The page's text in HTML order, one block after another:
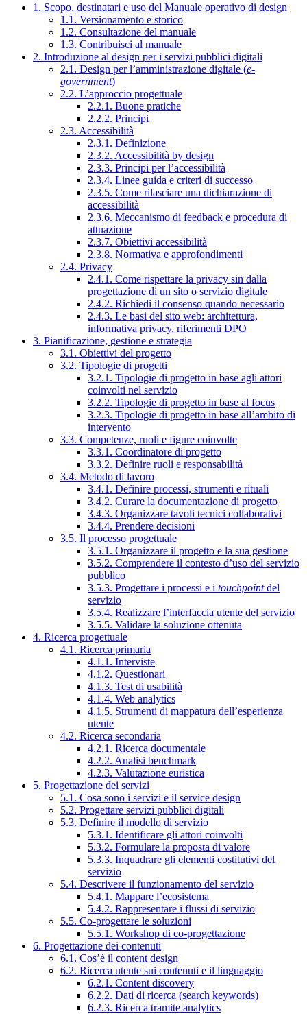
1. Scopo, destinatari e uso del Manuale operativo di design
1.1. Versionamento e storico
1.2. Consultazione del manuale
1.3. Contribuisci al manuale
2. Introduzione al design per i servizi pubblici digitali
2.1. Design per l’amministrazione digitale (e-
government)
2.2. L’approccio progettuale
2.2.1. Buone pratiche
2.2.2. Principi
2.3. Accessibilità
2.3.1. Definizione
2.3.2. Accessibilità by design
2.3.3. Principi per l’accessibilità
2.3.4. Linee guida e criteri di successo
2.3.5. Come rilasciare una dichiarazione di
accessibilità
2.3.6. Meccanismo di feedback e procedura di
attuazione
2.3.7. Obiettivi accessibilità
2.3.8. Normativa e approfondimenti
2.4. Privacy
2.4.1. Come rispettare la privacy sin dalla
progettazione di un sito o servizio digitale
2.4.2. Richiedi il consenso quando necessario
2.4.3. Le basi del sito web: architettura,
informativa privacy, riferimenti DPO
3. Pianificazione, gestione e strategia
3.1. Obiettivi del progetto
3.2. Tipologie di progetti
3.2.1. Tipologie di progetto in base agli attori
coinvolti nel servizio
3.2.2. Tipologie di progetto in base al focus
3.2.3. Tipologie di progetto in base all’ambito di
intervento
3.3. Competenze, ruoli e figure coinvolte
3.3.1. Coordinatore di progetto
3.3.2. Definire ruoli e responsabilità
3.4. Metodo di lavoro
3.4.1. Definire processi, strumenti e rituali
3.4.2. Curare la documentazione di progetto
3.4.3. Organizzare tavoli tecnici collaborativi
3.4.4. Prendere decisioni
3.5. Il processo progettuale
3.5.1. Organizzare il progetto e la sua gestione
3.5.2. Comprendere il contesto d’uso del servizio
pubblico
3.5.3. Progettare i processi e i touchpointdel
servizio
3.5.4. Realizzare l’interfaccia utente del servizio
3.5.5. Validare la soluzione ottenuta
4. Ricerca progettuale
4.1. Ricerca primaria
4.1.1. Interviste
4.1.2. Questionari
4.1.3. Test di usabilità
4.1.4. Web analytics
4.1.5. Strumenti di mappatura dell’esperienza
utente
4.2. Ricerca secondaria
4.2.1. Ricerca documentale
4.2.2. Analisi benchmark
4.2.3. Valutazione euristica
5. Progettazione dei servizi
5.1. Cosa sono i servizi e il service design
5.2. Progettare servizi pubblici digitali
5.3. Definire il modello di servizio
5.3.1. Identificare gli attori coinvolti
5.3.2. Formulare la proposta di valore
5.3.3. Inquadrare gli elementi costitutivi del
servizio
5.4. Descrivere il funzionamento del servizio
5.4.1. Mappare l’ecosistema
5.4.2. Rappresentare i flussi di servizio
5.5. Co-progettare le soluzioni
5.5.1. Workshop di co-progettazione
6. Progettazione dei contenuti
6.1. Cos’è il content design
6.2. Ricerca utente sui contenuti e il linguaggio
6.2.1. Content discovery
6.2.2. Dati di ricerca (search keywords)
6.2.3. Ricerca tramite analytics